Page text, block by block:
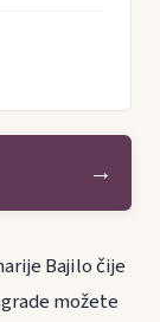
→
Bajilo čije
možete